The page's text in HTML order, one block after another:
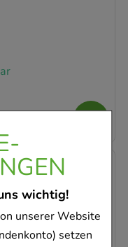
wichtig!
unserer Website
setzen